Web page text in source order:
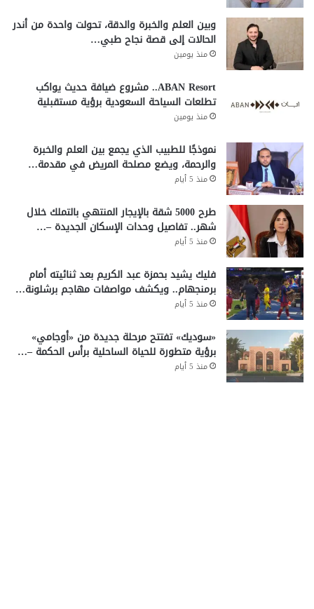
وبين العلم والخبرة والدقة، تحولت واحدة من أندر
الحالات إلى قصة نجاح طبي…
منذ يومين
ABAN Resort.. مشروع ضيافة حديث يواكب
تطلعات السياحة السعودية برؤية مستقبلية
منذ يومين
نموذجًا للطبيب الذي يجمع بين العلم والخبرة
والرحمة، ويضع مصلحة المريض في مقدمة…
منذ 5 أيام
طرح 5000 شقة بالإيجار المنتهي بالتملك خلال
شهر.. تفاصيل وحدات الإسكان الجديدة –…
منذ 5 أيام
فليك يشيد بحمزة عبد الكريم بعد ثنائيته أمام
برمنجهام.. ويكشف مواصفات مهاجم برشلونة…
منذ 5 أيام
«سوديك» تفتتح مرحلة جديدة من «أوجامي»
برؤية متطورة للحياة الساحلية برأس الحكمة –…
منذ 5 أيام